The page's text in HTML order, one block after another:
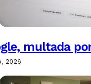
multada
2026